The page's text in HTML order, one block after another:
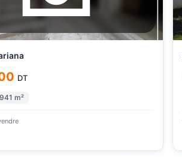
à ariana
DT
941 m²